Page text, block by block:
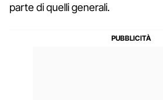
parte di quelli generali.